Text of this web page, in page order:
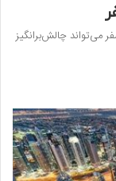
می‌تواند چالش‌برانگیز